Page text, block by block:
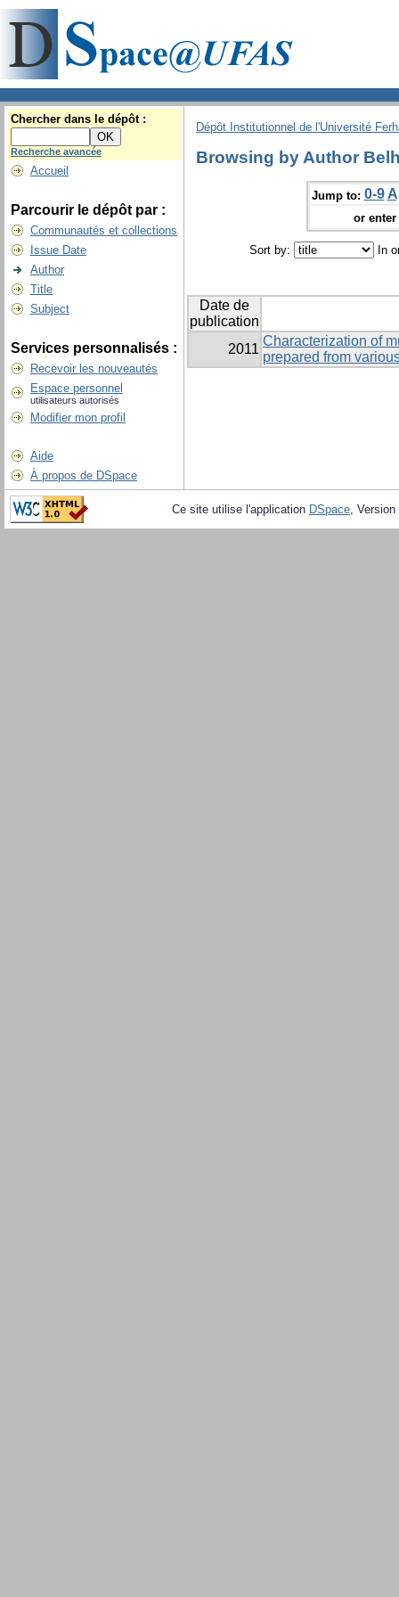
Chercher dans le dépôt :
Recherche avancée
Accueil
Parcourir le dépôt par :
Communautés et collections
Issue Date
Author
Title
Subject
Services personnalisés :
Recevoir les nouveautés
Espace personnel
utilisateurs autorisés
Modifier mon profil
Aide
À propos de DSpace
Dépôt Institutionnel de l'Université
Browsing by Author
Jump to: 0-9 A
or
Sort by: In
Date de
publication
2011
Characterization of
prepared from
Ce site utilise l'application DSpace,